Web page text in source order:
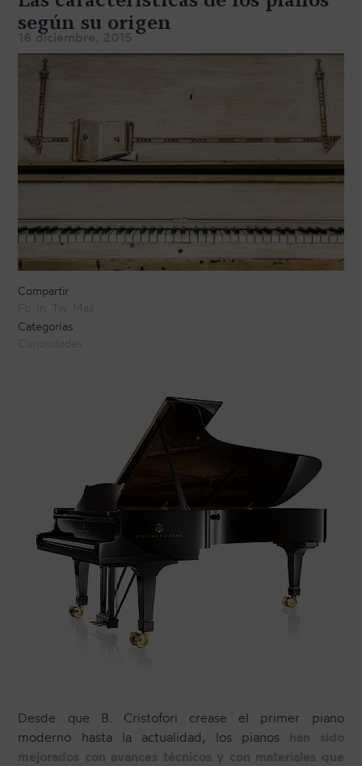
TRANSPORTE Y ALMACENAJE
MANTENIMIENTO Y TASACIÓN
RESTAURACIÓN
NOSOTROS
HISTORIA
EQUIPO
MEDIOS
CONTACTO
según su origen
16 diciembre, 2015
Compartir
Fb
In Tw
Mail
Categorías
Curiosidades
Desde que B. Cristofori crease el primer piano
moderno hasta la actualidad, los pianos han sido
mejorados con avances técnicos y con materiales que